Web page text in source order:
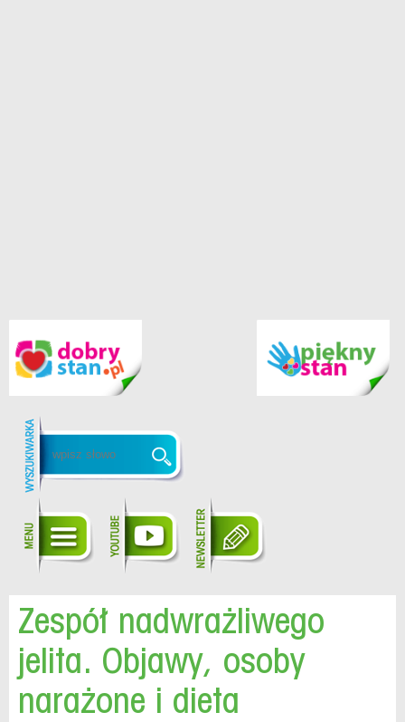
Zespół nadwrażliwego
jelita. Objawy, osoby
narażone i dieta